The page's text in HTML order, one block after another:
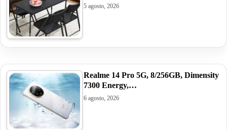
5 agosto, 2026
Realme 14 Pro 5G, 8/256GB, Dimensity
7300 Energy,…
6 agosto, 2026